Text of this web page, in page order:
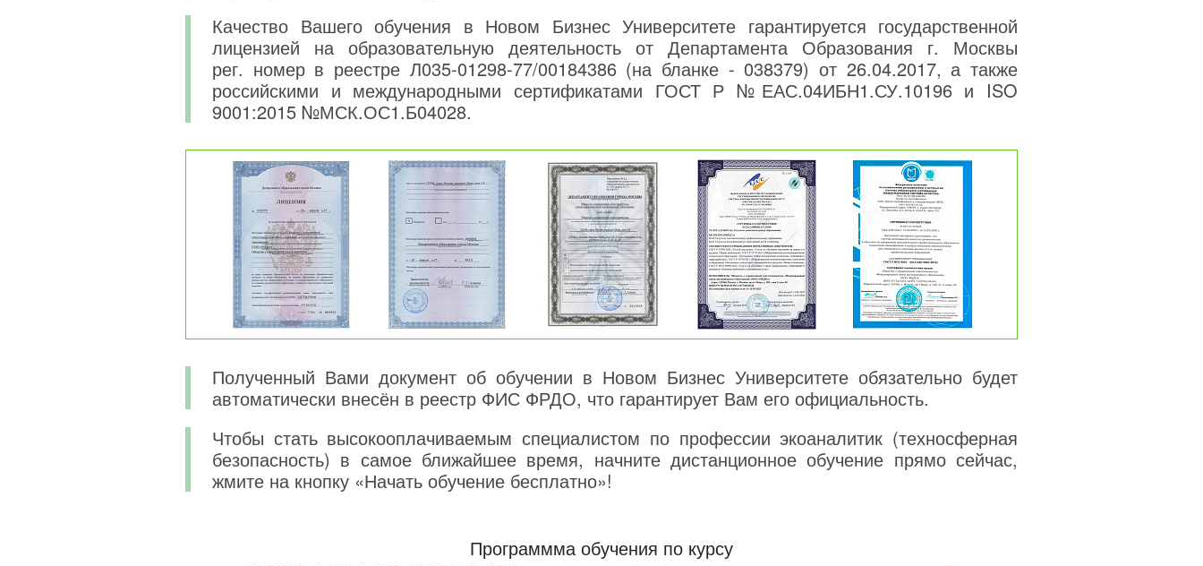
Качество Вашего обучения в Новом Бизнес Университете гарантируется государственной
лицензией на образовательную деятельность от Департамента Образования г. Москвы
рег. номер в реестре Л035-01298-77/00184386 (на бланке - 038379) от 26.04.2017, а также
российскими и международными сертификатами ГОСТ Р №ЕАС.04ИБН1.СУ.10196 и ISO
9001:2015 №МСК.ОС1.Б04028.
Полученный Вами документ об обучении в Новом Бизнес Университете обязательно будет
автоматически внесён в реестр ФИС ФРДО, что гарантирует Вам его официальность.
Чтобы стать высокооплачиваемым специалистом по профессии экоаналитик (техносферная
безопасность) в самое ближайшее время, начните дистанционное обучение прямо сейчас,
жмите на кнопку «Начать обучение бесплатно»!
Программма обучения по курсу